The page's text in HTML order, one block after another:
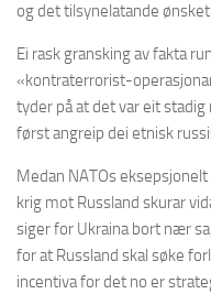
og det tilsynelatande
Ei rask gransking av fakta
«kontraterrorist-
tyder på at det var eit
først angreip dei etnisk
Medan NATOs
krig mot Russland skurar
siger for Ukraina bort nær
for at Russland skal søke
incentiva for det no er